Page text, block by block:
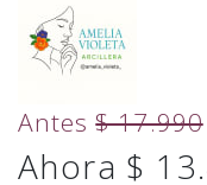
Antes$ 17.990
Ahora $